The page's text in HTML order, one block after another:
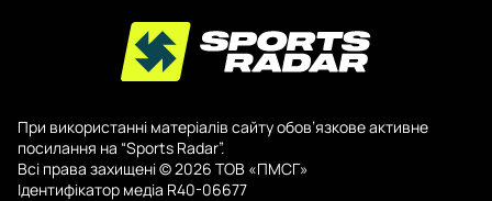
При використанні матеріалів сайту обов’язкове активне
посилання на “Sports Radar”.
Всі права захищені © 2026 ТОВ «ПМСГ»
Ідентифікатор медіа R40-06677